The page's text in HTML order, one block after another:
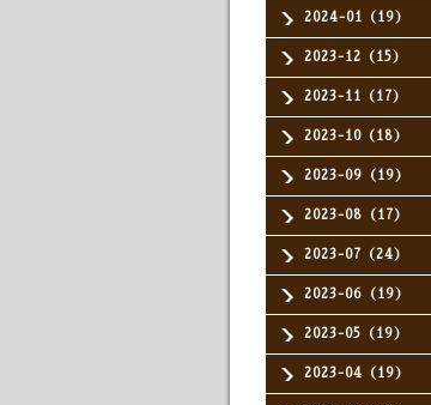
2024-01（19）
2023-12（15）
2023-11（17）
2023-10（18）
2023-09（19）
2023-08（17）
2023-07（24）
2023-06（19）
2023-05（19）
2023-04（19）